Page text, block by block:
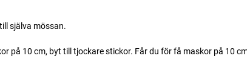
själva mössan.
på 10 cm, byt till tjockare stickor. Får du för få maskor på 10